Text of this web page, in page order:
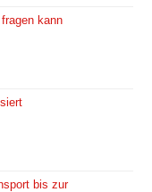
kann
bis zur